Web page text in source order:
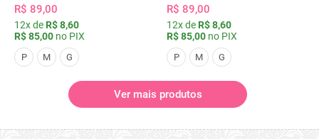
R$ 89,00
12x de R$ 8,60
R$ 85,00 no PIX
P M G
R$ 89,00
12x de R$ 8,60
R$ 85,00 no PIX
P M G
Ver mais produtos